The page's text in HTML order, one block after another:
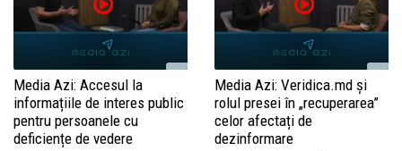
Media Azi: Accesul la
informațiile de interes public
pentru persoanele cu
deficiențe de vedere
Media Azi: Veridica.md și
rolul presei în „recuperarea”
celor afectați de
dezinformare